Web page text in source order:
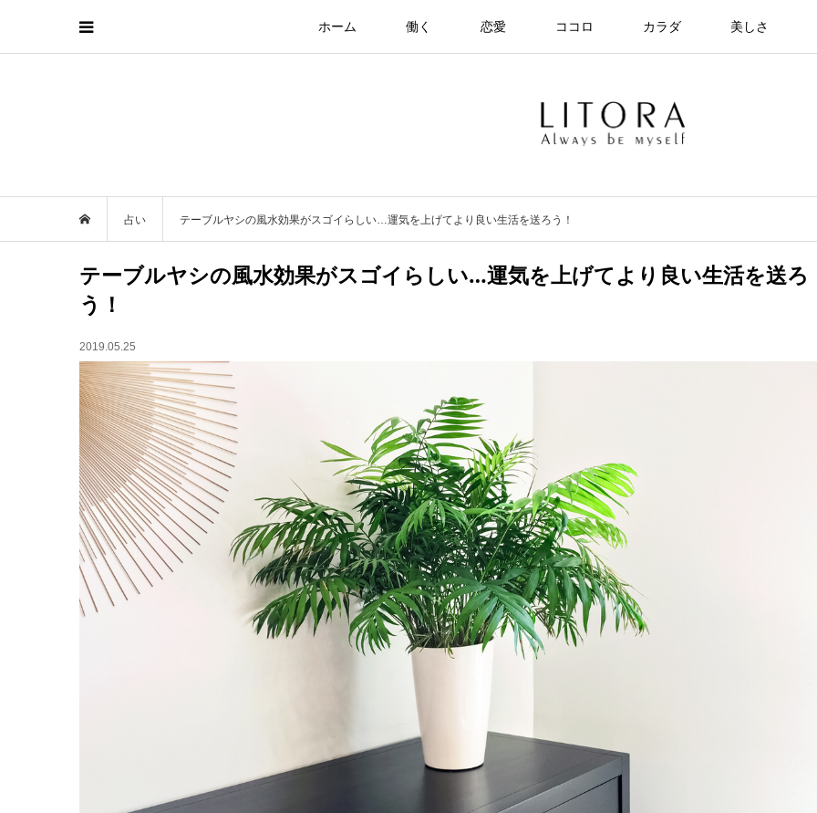
ホーム 働く 恋愛 ココロ カラダ 美しさ
占い テーブルヤシの風水効果がスゴイらしい…運気を上げてより良い生活を送ろう！
テーブルヤシの風水効果がスゴイらしい…運気を上げてより良い生活を送ろ
う！
2019.05.25